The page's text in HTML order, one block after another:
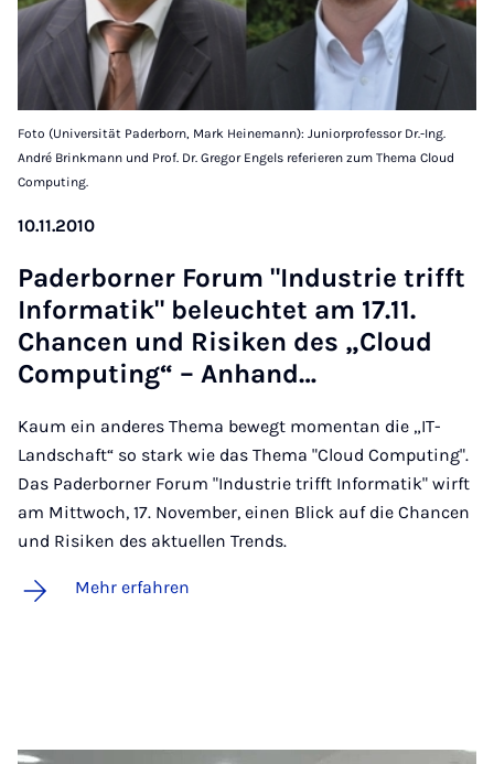
Foto (Universität Paderborn, Mark Heinemann): Juniorprofessor Dr.-Ing.
André Brinkmann und Prof. Dr. Gregor Engels referieren zum Thema Cloud
Computing.
10.11.2010
Pa­der­bor­ner Fo­rum "In­dus­trie trifft
In­for­ma­tik" be­leuch­tet am 17.11.
Chan­cen und Ri­si­ken des „Cloud
Com­pu­ting“ – An­hand…
Kaum ein anderes Thema bewegt momentan die „IT-
Landschaft“ so stark wie das Thema "Cloud Computing".
Das Paderborner Forum "Industrie trifft Informatik" wirft
am Mittwoch, 17. November, einen Blick auf die Chancen
und Risiken des aktuellen Trends.
Mehr erfahren